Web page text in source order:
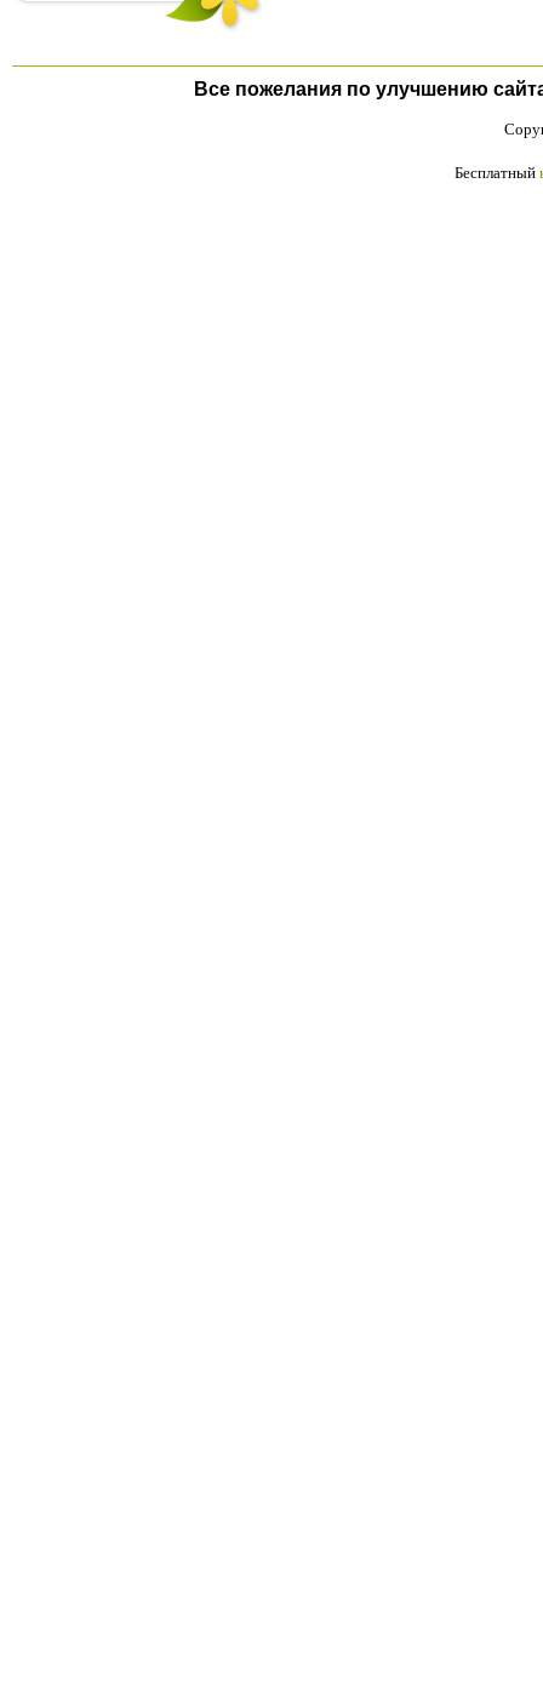
Все пожелания по улучшению
Бесплатный